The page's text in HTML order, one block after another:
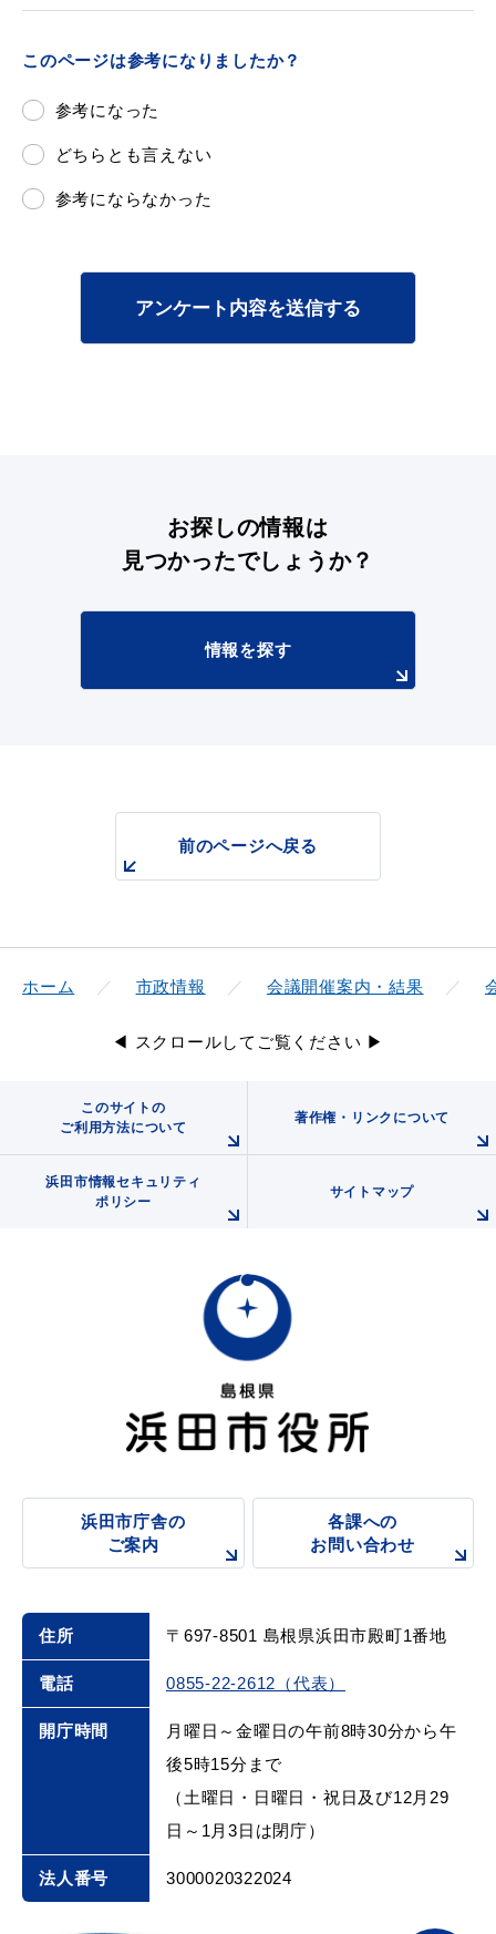
このページは参考になりましたか？
参考になった
どちらとも言えない
参考にならなかった
アンケート内容を送信する
お探しの情報は
見つかったでしょうか？
情報を探す
前のページへ戻る
ホーム 市政情報 会議開催案内・結果
◀ スクロールしてご覧ください ▶
このサイトの
ご利用方法について
著作権・リンクについて
浜田市情報セキュリティ
ポリシー
サイトマップ
浜田市庁舎の
ご案内
各課への
お問い合わせ
住所 〒697-8501 島根県浜田市殿町1番地
電話 0855-22-2612（代表）
開庁時間
月曜日～金曜日の午前8時30分から午
後5時15分まで
（土曜日・日曜日・祝日及び12月29
日～1月3日は閉庁）
法人番号 3000020322024